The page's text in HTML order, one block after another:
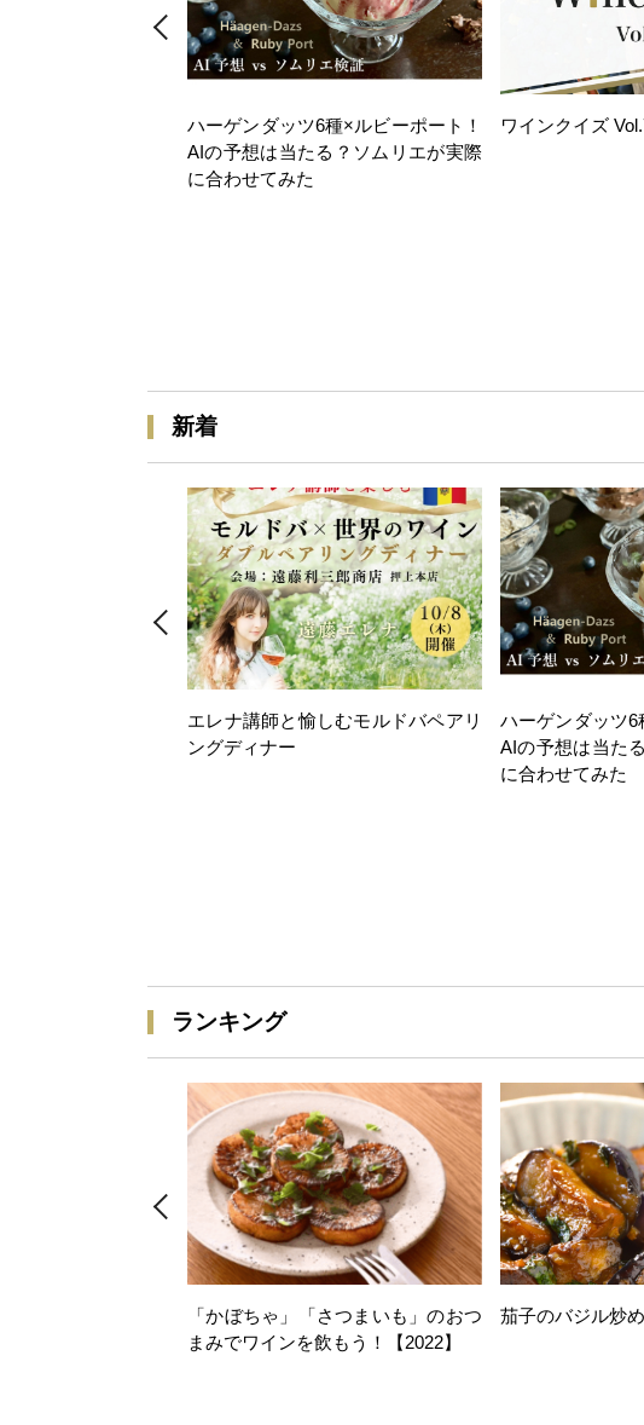
ハーゲンダッツ6種×ルビーポート！
AIの予想は当たる？ソムリエが実際
に合わせてみた
ワインクイズ
新着
エレナ講師と愉しむモルドバペアリ
ングディナー
ハーゲンダッツ6
AIの予想は当た
に合わせてみた
ランキング
「かぼちゃ」「さつまいも」のおつ
まみでワインを飲もう！【2022】
茄子のバジル炒め